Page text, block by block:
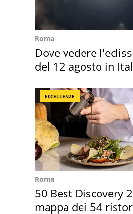
Roma
Dove vedere
del 12 agosto in
ECCELLENZE
Roma
50 Best Discovery
mappa dei 54